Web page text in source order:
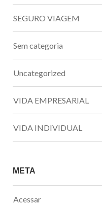
SEGURO VIAGEM
Sem categoria
Uncategorized
VIDA EMPRESARIAL
VIDA INDIVIDUAL
META
Acessar